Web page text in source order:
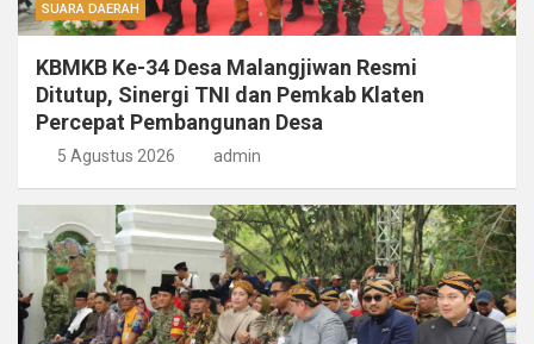
SUARA DAERAH
KBMKB Ke-34 Desa Malangjiwan Resmi
Ditutup, Sinergi TNI dan Pemkab Klaten
Percepat Pembangunan Desa
5 Agustus 2026 admin